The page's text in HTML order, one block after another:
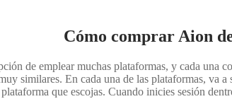
Cómo comprar Aion
de emplear muchas plataformas, y cada una
similares. En cada una de las plataformas, va
que escojas. Cuando inicies sesión